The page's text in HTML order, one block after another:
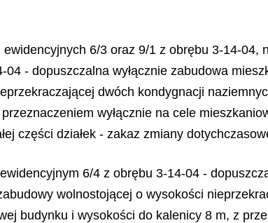
6/3 oraz 9/1 z obrębu 3-14-04,
- dopuszczalna wyłącznie zabudowa
dwóch kondygnacji
wyłącznie na cele
części działek - zakaz zmiany
6/4 z obrębu 3-14-04 -
wolnostojącej o wysokości
budynku i wysokości do kalenicy 8 m, z